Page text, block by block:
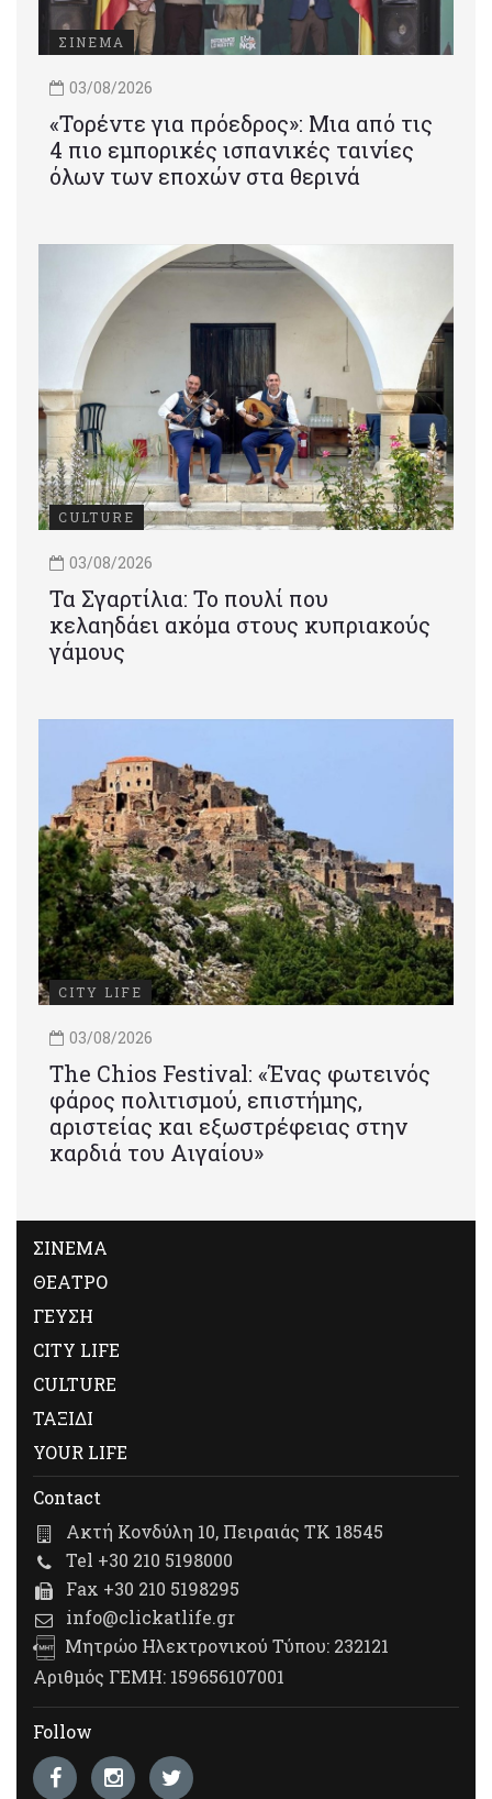
ΣΙΝΕΜΑ
03/08/2026
«Τορέντε για πρόεδρος»: Mια από τις
4 πιο εμπορικές ισπανικές ταινίες
όλων των εποχών στα θερινά
CULTURE
03/08/2026
Τα Σγαρτίλια: Το πουλί που
κελαηδάει ακόμα στους κυπριακούς
γάμους
CITY LIFE
03/08/2026
Τhe Chios Festival: «Ένας φωτεινός
φάρος πολιτισμού, επιστήμης,
αριστείας και εξωστρέφειας στην
καρδιά του Αιγαίου»
ΣΙΝΕΜΑ
ΘΕΑΤΡΟ
ΓΕΥΣΗ
CITY LIFE
CULTURE
ΤΑΞΙΔΙ
YOUR LIFE
Contact
Ακτή Κονδύλη 10, Πειραιάς ΤΚ 18545
Tel +30 210 5198000
Fax +30 210 5198295
info@clickatlife.gr
Μητρώο Ηλεκτρονικού Τύπου: 232121
Αριθμός ΓΕΜΗ: 159656107001
Follow